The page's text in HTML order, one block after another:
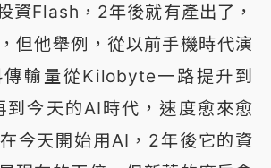
資Flash，2年後就有產出了，
但他舉例，從以前手機時代演
輸量從Kilobyte一路提升到
今天的AI時代，速度愈來愈
今天開始用AI，2年後它的資